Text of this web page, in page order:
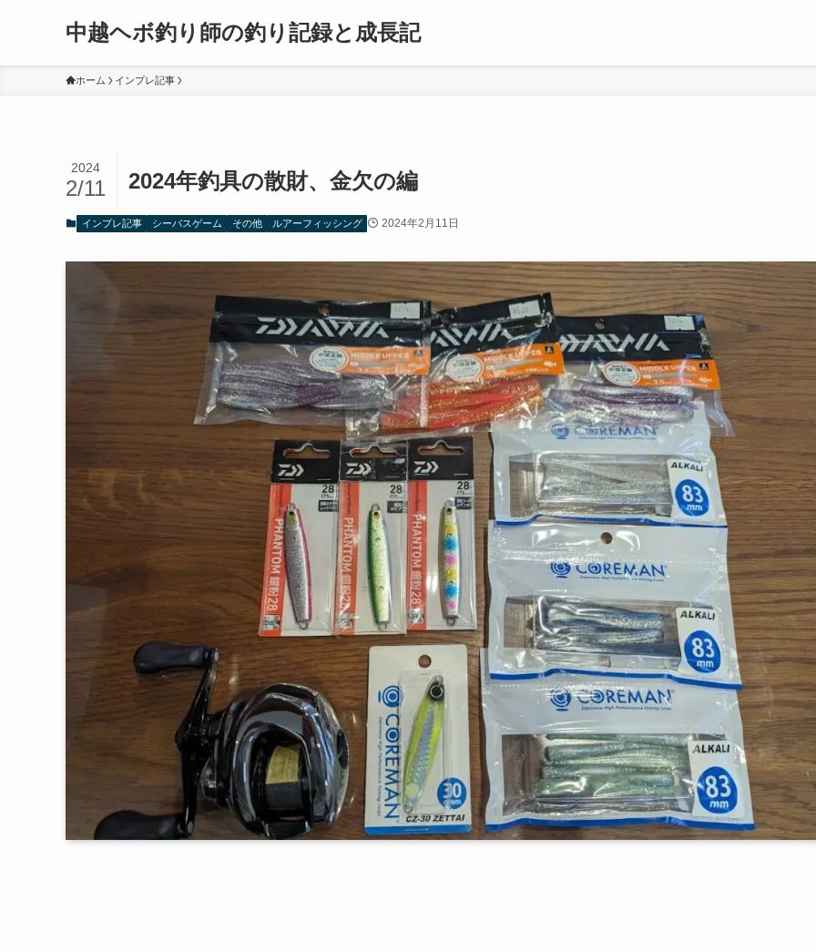
中越ヘボ釣り師の釣り記録と成長記
ホーム インプレ記事
2024年釣具の散財、金欠の編
2024
2/11
インプレ記事 シーバスゲーム その他 ルアーフィッシング 2024年2月11日